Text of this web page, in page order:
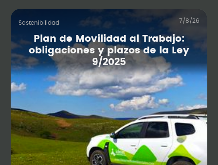
Sostenibilidad 7/8/26
Plan de Movilidad al Trabajo:
obligaciones y plazos de la Ley
9/2025